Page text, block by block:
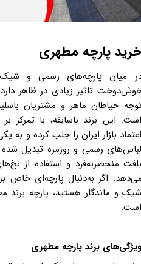
پارچه مطهری
میان پارچه‌های رسمی و
تاثیر زیادی در ظاهر
خیاطان ماهر و مشتریان
این برند باسابقه، با تمرکز
بازار ایران را جلب کرده و
رسمی و روزمره تبدیل شده
منحصربه‌فرد و استفاده از
اگر به‌دنبال پارچه‌ای خاص
و ماندگار هستید، پارچه
برند پارچه مطهری